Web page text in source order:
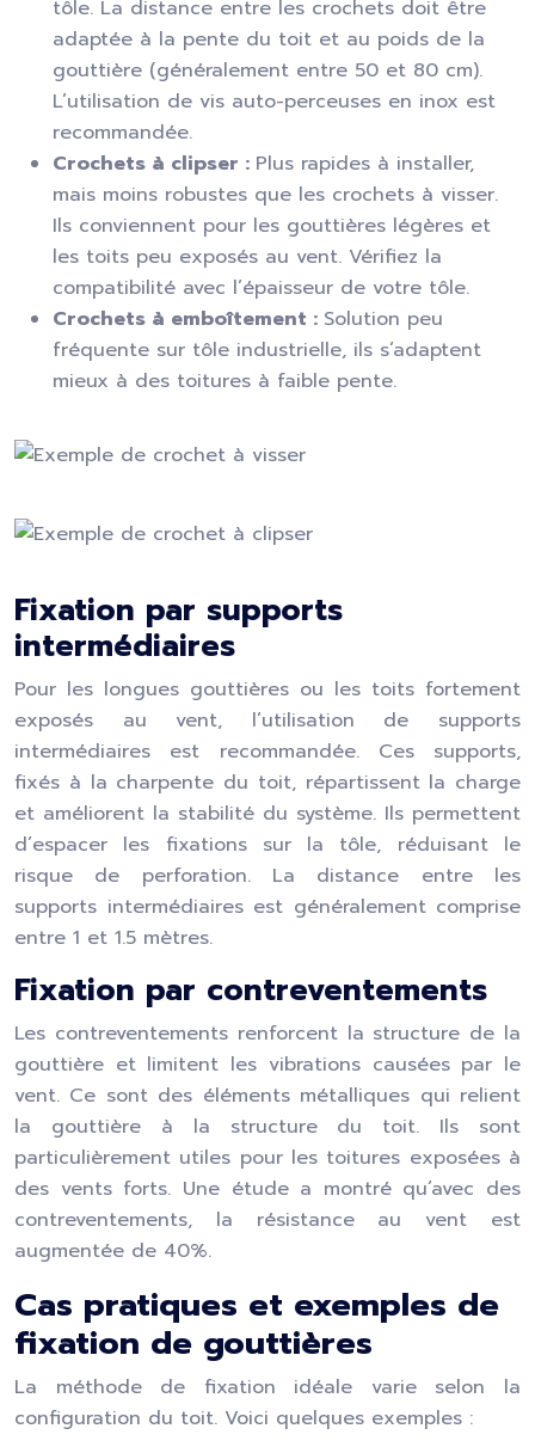
tôle. La distance entre les crochets doit être
adaptée à la pente du toit et au poids de la
gouttière (généralement entre 50 et 80 cm).
L’utilisation de vis auto-perceuses en inox est
recommandée.
Crochets à clipser : Plus rapides à installer,
mais moins robustes que les crochets à visser.
Ils conviennent pour les gouttières légères et
les toits peu exposés au vent. Vérifiez la
compatibilité avec l’épaisseur de votre tôle.
Crochets à emboîtement : Solution peu
fréquente sur tôle industrielle, ils s’adaptent
mieux à des toitures à faible pente.
Fixation par supports
intermédiaires
Pour les longues gouttières ou les toits fortement
exposés au vent, l’utilisation de supports
intermédiaires est recommandée. Ces supports,
fixés à la charpente du toit, répartissent la charge
et améliorent la stabilité du système. Ils permettent
d’espacer les fixations sur la tôle, réduisant le
risque de perforation. La distance entre les
supports intermédiaires est généralement comprise
entre 1 et 1.5 mètres.
Fixation par contreventements
Les contreventements renforcent la structure de la
gouttière et limitent les vibrations causées par le
vent. Ce sont des éléments métalliques qui relient
la gouttière à la structure du toit. Ils sont
particulièrement utiles pour les toitures exposées à
des vents forts. Une étude a montré qu’avec des
contreventements, la résistance au vent est
augmentée de 40%.
Cas pratiques et exemples de
fixation de gouttières
La méthode de fixation idéale varie selon la
configuration du toit. Voici quelques exemples :